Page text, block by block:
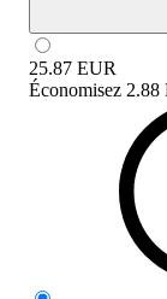
25.87 EUR
Économisez 2.88